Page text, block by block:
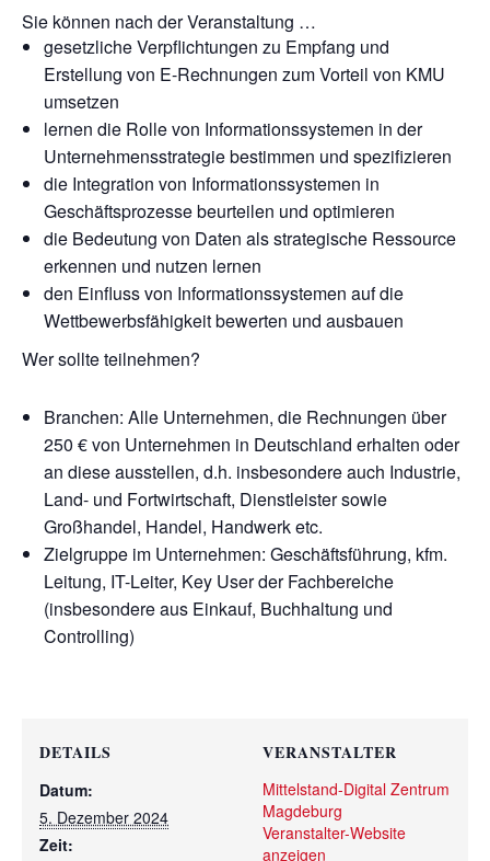
Sie können nach der Veranstaltung …
gesetzliche Verpflichtungen zu Empfang und
Erstellung von E-Rechnungen zum Vorteil von KMU
umsetzen
lernen die Rolle von Informationssystemen in der
Unternehmensstrategie bestimmen und spezifizieren
die Integration von Informationssystemen in
Geschäftsprozesse beurteilen und optimieren
die Bedeutung von Daten als strategische Ressource
erkennen und nutzen lernen
den Einfluss von Informationssystemen auf die
Wettbewerbsfähigkeit bewerten und ausbauen
Wer sollte teilnehmen?
Branchen: Alle Unternehmen, die Rechnungen über
250 € von Unternehmen in Deutschland erhalten oder
an diese ausstellen, d.h. insbesondere auch Industrie,
Land- und Fortwirtschaft, Dienstleister sowie
Großhandel, Handel, Handwerk etc.
Zielgruppe im Unternehmen: Geschäftsführung, kfm.
Leitung, IT-Leiter, Key User der Fachbereiche
(insbesondere aus Einkauf, Buchhaltung und
Controlling)
DETAILS
Datum:
5. Dezember 2024
Zeit:
VERANSTALTER
Mittelstand-Digital Zentrum
Magdeburg
Veranstalter-Website
anzeigen